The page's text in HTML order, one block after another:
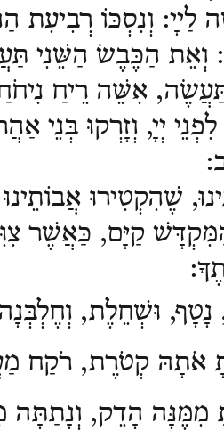
לַײָ: וְנִסְכּוֹ רְבִיעִת
וְאֵת הַכֶּבֶשׂ הַשֵּׁנִי
אִשֵּׁה רֵיחַ
יְיָ, וְזָרְקוּ בְּנֵי
:
שֶׁהִקְטִירוּ
קַיָּם, כַּאֲשֶׁר
:
וּשְׁחֵלֶת,
אֹתָהּ קְטֹרֶת, רֹקַח
הָדֵק, וְנָתַתָּה